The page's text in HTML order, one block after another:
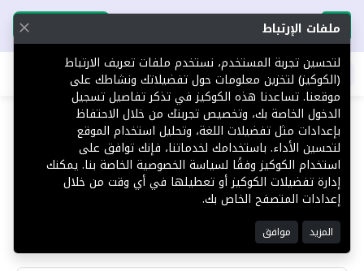
تحميل التطبيق تحميل التطبيق
اطلب عقارك
محمد الشريف
0
التقييمات
ملفات الإرتباط
لتحسين تجربة المستخدم، نستخدم ملفات تعريف الارتباط
(الكوكيز) لتخزين معلومات حول تفضيلاتك ونشاطك على
موقعنا. تساعدنا هذه الكوكيز في تذكر تفاصيل تسجيل
الدخول الخاصة بك، وتخصيص تجربتك من خلال الاحتفاظ
بإعدادات مثل تفضيلات اللغة، وتحليل استخدام الموقع
لتحسين الأداء. باستخدامك لخدماتنا، فإنك توافق على
استخدام الكوكيز وفقًا لسياسة الخصوصية الخاصة بنا. يمكنك
إدارة تفضيلات الكوكيز أو تعطيلها في أي وقت من خلال
إعدادات المتصفح الخاص بك.
المزيد موافق